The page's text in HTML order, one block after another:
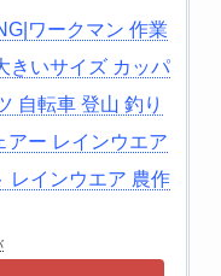
ワークマン 作業
きいサイズ カッパ
自転車 登山 釣り
アー レインウエア
レインウエア 農作